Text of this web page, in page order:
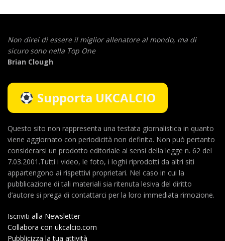
Non direi di essere il miglior allenatore al mondo, ma di
sicuro sono nella Top One
Brian Clough
Supporta UKCALCIO
Questo sito non rappresenta una testata giornalistica in quanto
viene aggiornato con periodicità non definita. Non può pertanto
considerarsi un prodotto editoriale ai sensi della legge n. 62 del
7.03.2001.Tutti i video, le foto, i loghi riprodotti da altri siti
appartengono ai rispettivi proprietari. Nel caso in cui la
pubblicazione di tali materiali sia ritenuta lesiva del diritto
d’autore si prega di contattarci per la loro immediata rimozione.
Iscriviti alla Newsletter
Collabora con ukcalcio.com
Pubblicizza la tua attività